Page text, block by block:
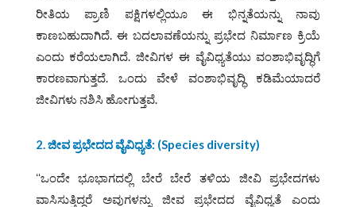
ರೀತಿಯ ಪ್ರಾಣಿ ಪಕ್ಷಿಗಳಲ್ಲಿಯೂ ಈ ಭಿನ್ನತೆಯನ್ನು ನಾವು
ಕಾಣಬಹುದಾಗಿದೆ. ಈ ಬದಲಾವಣೆಯನ್ನು ಪ್ರಭೇದ ನಿರ್ಮಾಣ ಕ್ರಿಯೆ
ಎಂದು ಕರೆಯಲಾಗಿದೆ. ಜೀವಿಗಳ ಈ ವೈವಿಧ್ಯತೆಯು ವಂಶಾಭಿವೃದ್ಧಿಗೆ
ಕಾರಣವಾಗುತ್ತದೆ. ಒಂದು ವೇಳೆ ವಂಶಾಭಿವೃದ್ಧಿ ಕಡಿಮೆಯಾದರೆ
ಜೀವಿಗಳು ನಶಿಸಿ ಹೋಗುತ್ತವೆ.
2. ಜೀವ ಪ್ರಭೇದದ ವೈವಿಧ್ಯತೆ: (Species diversity)
ʻʻಒಂದೇ ಭೂಭಾಗದಲ್ಲಿ ಬೇರೆ ಬೇರೆ ತಳಿಯ ಜೀವಿ ಪ್ರಭೇದಗಳು
ವಾಸಿಸುತ್ತಿದ್ದರೆ ಅವುಗಳನ್ನು ಜೀವ ಪ್ರಭೇದದ ವೈವಿಧ್ಯತೆ ಎಂದು